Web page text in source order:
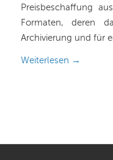
Preisbeschaffung
Formaten, deren
Archivierung und für
Weiterlesen →